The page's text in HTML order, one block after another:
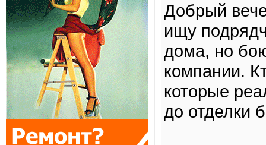
Добрый
ищу
дома, но
компании.
которые
до отделки